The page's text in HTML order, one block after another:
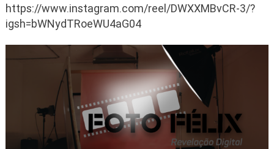
https://www.instagram.com/reel/DWXXMBvCR-3/?
igsh=bWNydTRoeWU4aG04